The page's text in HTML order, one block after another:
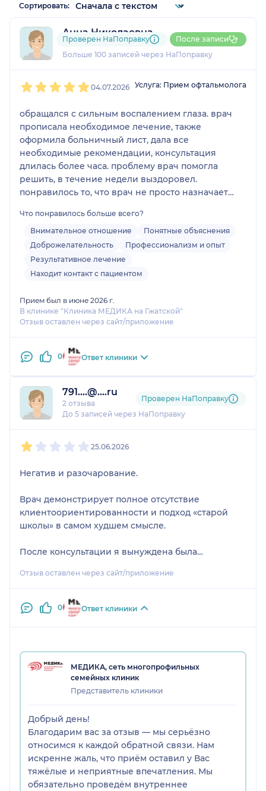
Сортировать:
Анна Николаевна
43 отзыва и1 оценка
Больше 100 записей через НаПоправку
Проверен НаПоправку После записи
04.07.2026 Услуга: Прием офтальмолога
обращался с сильным воспалением глаза. врач
прописала необходимое лечение, также
оформила больничный лист, дала все
необходимые рекомендации, консультация
длилась более часа. проблему врач помогла
решить, в течение недели выздоровел.
понравилось то, что врач не просто назначает
врач опытный и компетентный.
Что понравилось больше всего?
Внимательное отношение
Понятные объяснения
Доброжелательность
Профессионализм и опыт
Результативное лечение
Находит контакт с пациентом
Прием был в июне 2026 г.
В клинике "Клиника МЕДИКА на Гжатской"
Отзыв оставлен через сайт/приложение
0 Ответ клиники
791....@....ru
2 отзыва
До 5 записей через НаПоправку
Проверен НаПоправку
25.06.2026
Негатив и разочарование.
Врач демонстрирует полное отсутствие
клиентоориентированности и подход «старой
школы» в самом худшем смысле.
После консультации я вынуждена была
данный специалист категорично отвергла
подобраны неправильно, а другие врачи
намеренно зарабатывают деньги в ущерб
На мою просьбу пояснить диагноз и ответить на
вопрос «что именно требовалось доказать?»
последовал резкий ответ: «Тут и объяснять
нечего». Никакой аргументации предоставлено
Самое возмутительное: в ответ на информацию о
моей профессии (архитектор) врач позволила
себе неуместную шутку: «Сколько ваших зданий
уже упало?»
Отзыв оставлен через сайт/приложение
0 Ответ клиники
МЕДИКА, сеть многопрофильных
семейных клиник
Представитель клиники
Добрый день!
Благодарим вас за отзыв — мы серьёзно
относимся к каждой обратной связи. Нам
искренне жаль, что приём оставил у Вас
тяжёлые и неприятные впечатления. Мы
обязательно проведём внутреннее